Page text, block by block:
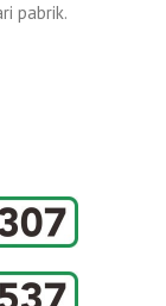
pabrik.